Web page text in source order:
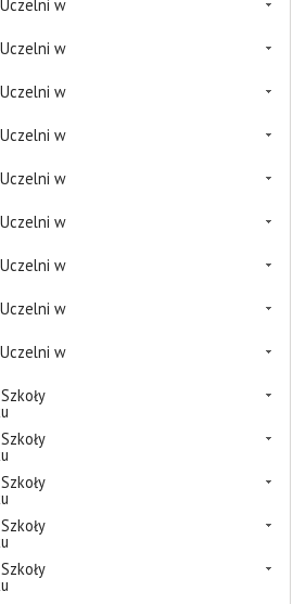
w
w
w
w
w
w
w
w
w